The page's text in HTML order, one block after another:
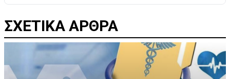
ΣΧΕΤΙΚΑ ΑΡΘΡΑ